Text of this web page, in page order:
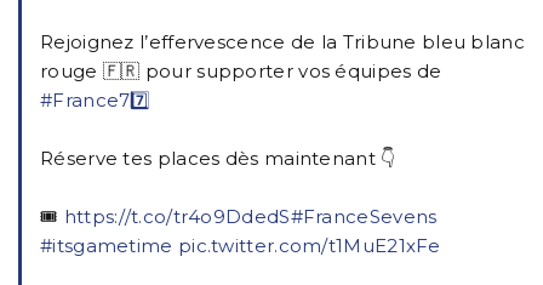
Rejoignez l’effervescence de la Tribune bleu blanc
rouge 🇫🇷 pour supporter vos équipes de
#France77️⃣
Réserve tes places dès maintenant 👇
🎟 https://t.co/tr4o9DdedS#FranceSevens
#itsgametime pic.twitter.com/t1MuE21xFe